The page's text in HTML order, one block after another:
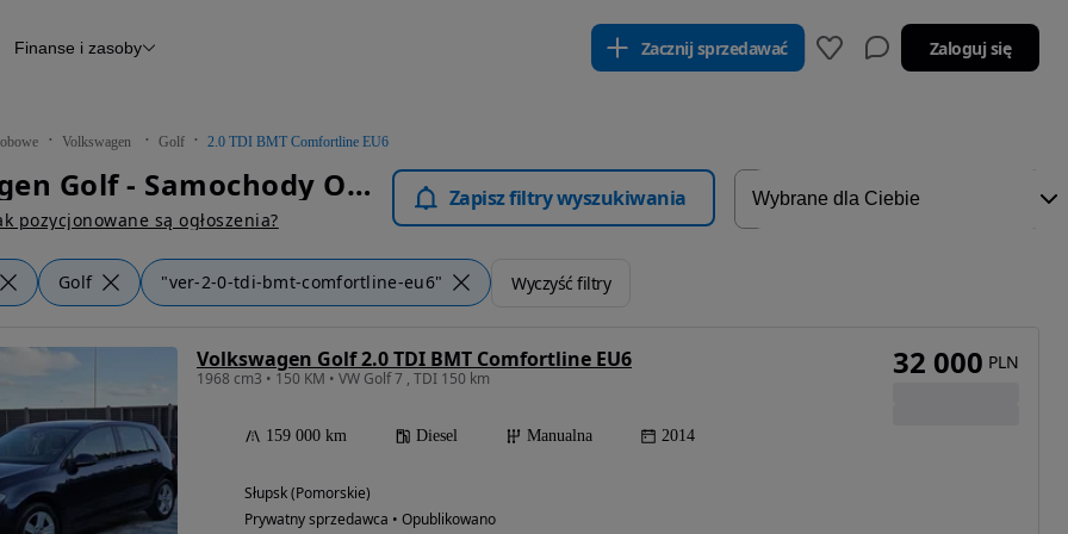
Raport z inspekcji
Otomoto News
Finanse i zasoby Zacznij sprzedawać Zaloguj się
Volkswagen Golf 2.0 TDI BMT Comfortline EU6
Volkswagen Golf - Samochody Osobowe
pozycjonowane są ogłoszenia?
Zapisz filtry wyszukiwania
Golf "ver-2-0-tdi-bmt-comfortline-eu6" Wyczyść filtry
Volkswagen Golf 2.0 TDI BMT Comfortline EU6
1968 cm3 • 150 KM • VW Golf 7 , TDI 150 km
159 000 km Diesel Manualna 2014
Słupsk (Pomorskie)
Prywatny sprzedawca • Opublikowano
32 000 PLN